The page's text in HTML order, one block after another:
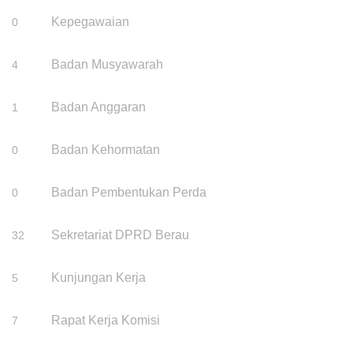
0 Kepegawaian
4 Badan Musyawarah
1 Badan Anggaran
0 Badan Kehormatan
0 Badan Pembentukan Perda
32 Sekretariat DPRD Berau
5 Kunjungan Kerja
7 Rapat Kerja Komisi